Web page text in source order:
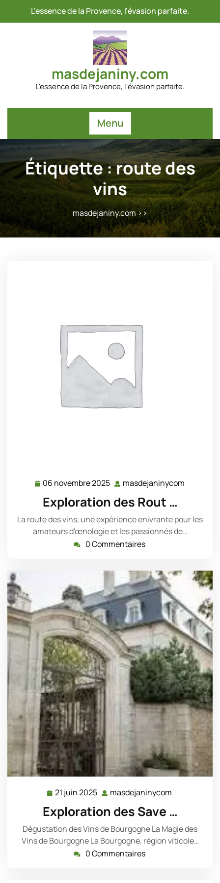
L'essence de la Provence, l'évasion parfaite.
masdejaniny.com
L'essence de la Provence, l'évasion parfaite.
Menu
Étiquette :route des
vins
masdejaniny.com>>
06 novembre 2025 06
novembre
2025
masdejaninycom
Exploration des Rout …
La route des vins, une expérience enivrante pour les
amateurs d'œnologie et les passionnés de…
0 Commentaires
21 juin 2025 21
2025
masdejaninycom
Exploration des Save …
Dégustation des Vins de Bourgogne La Magie des
Vins de Bourgogne La Bourgogne, région viticole…
0 Commentaires